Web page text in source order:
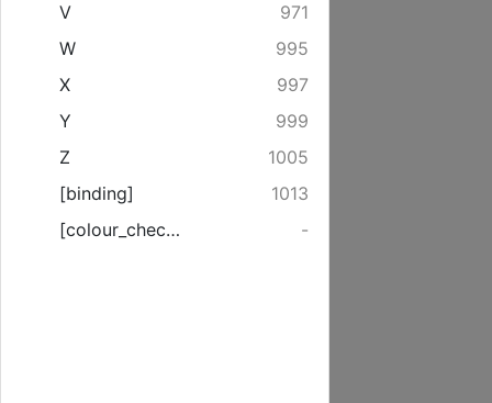
V
971
W
995
X
997
Y
999
Z
1005
[binding]
1013
[colour_checker]
-